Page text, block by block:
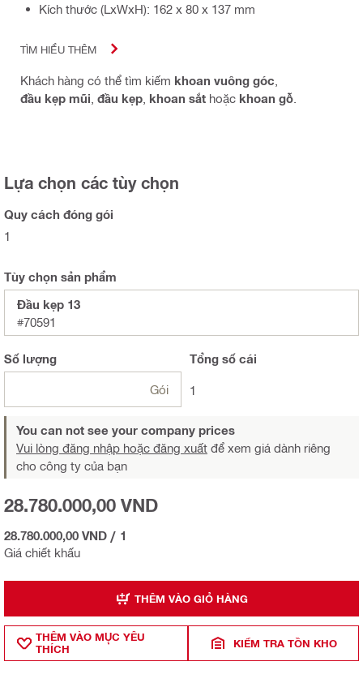
Kích thước (LxWxH): 162 x 80 x 137 mm
TÌM HIỂU THÊM
Khách hàng có thể tìm kiếm khoan vuông góc
đầu kẹp mũi đầu kẹp khoan sắt hoặc khoan gỗ
Lựa chọn các tùy chọn
Quy cách đóng gói
1
Tùy chọn sản phẩm
Đầu kẹp 13
#70591
Số lượng
Gói
Tổng số cái
1
You can not see your company prices
Vui lòng đăng nhập hoặc đăng xuất để xem giá dành riêng
cho công ty của bạn
Giá chiết khấu
28.780.000,00 VND
28.780.000,00 VND / 1
THÊM VÀO GIỎ HÀNG
THÊM VÀO MỤ̣C YÊU
THÍCH
KIỂM TRA TỒN KHO